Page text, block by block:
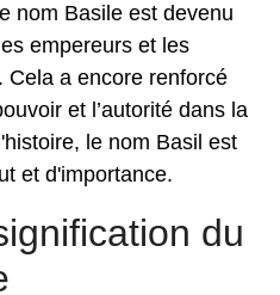
nom Basile est devenu
empereurs et les
Cela a encore renforcé
et l’autorité dans la
le nom Basil est
et d'importance.
du